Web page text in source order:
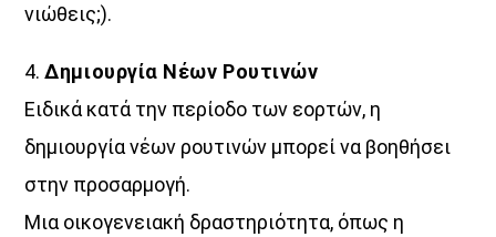
νιώθεις;).
4.Δημιουργία Νέων Ρουτινών
Ειδικά κατά την περίοδο των εορτών, η
δημιουργία νέων ρουτινών μπορεί να βοηθήσει
στην προσαρμογή.
Μια οικογενειακή δραστηριότητα, όπως η